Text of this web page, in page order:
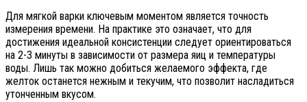
Для мягкой варки ключевым моментом является точность
измерения времени. На практике это означает, что для
достижения идеальной консистенции следует ориентироваться
на 2-3 минуты в зависимости от размера яиц и температуры
воды. Лишь так можно добиться желаемого эффекта, где
желток останется нежным и текучим, что позволит насладиться
утонченным вкусом.